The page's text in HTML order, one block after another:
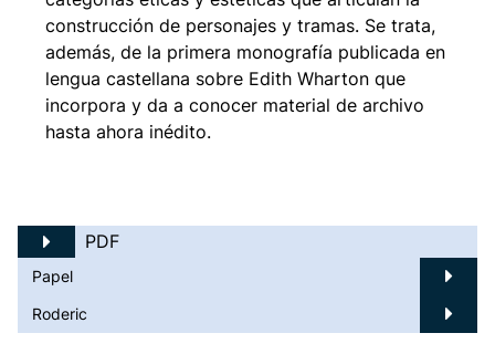
construcción de personajes y tramas. Se trata,
además, de la primera monografía publicada en
lengua castellana sobre Edith Wharton que
incorpora y da a conocer material de archivo
hasta ahora inédito.
PDF
Papel
Roderic